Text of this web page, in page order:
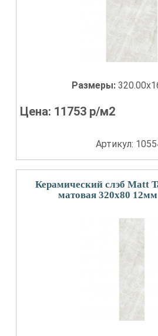
Размеры:
Цена: 11753 р/м2
Артикул:
Керамический слэб Matt
матовая 320x80